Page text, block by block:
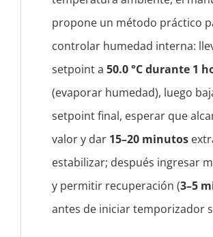
propone un método práctico
controlar humedad interna:
setpoint a50.0 °C durante 1
(evaporar humedad), luego
setpoint final, esperar que
valor y dar 15–20 minutos
estabilizar; después ingresar
y permitir recuperación (3–5
antes de iniciar temporizador